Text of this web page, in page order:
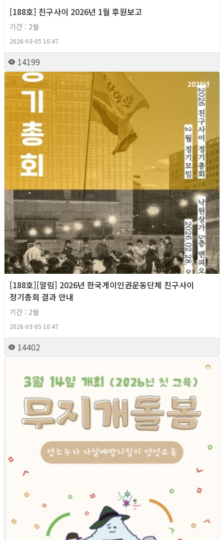
[188호] 친구사이 2026년 1월 후원보고
기간 : 2월
2026-03-05 10:47
14199
2026년
[188호][알림] 2026년 한국게이인권운동단체 친구사이
정기총회 결과 안내
기간 : 2월
2026-03-05 10:47
14402
2026년